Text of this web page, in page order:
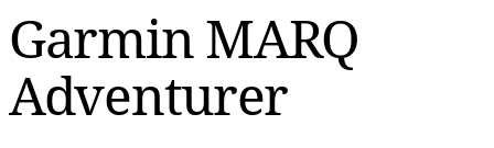
Garmin MARQ
Adventurer